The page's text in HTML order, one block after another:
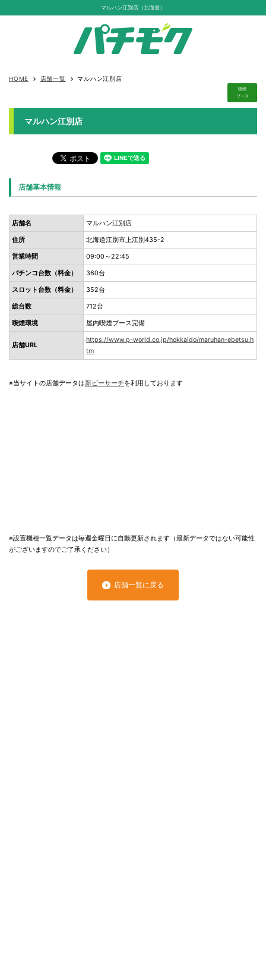
マルハン江別店（北海道）
HOME keyboard_arrow_right 店舗一覧 keyboard_arrow_right マルハン江別店
喫煙
ブース
マルハン江別店
店舗基本情報
店舗名 マルハン江別店
住所 北海道江別市上江別435-2
営業時間 09:00～22:45
パチンコ台数（料金） 360台
スロット台数（料金） 352台
総台数 712台
喫煙環境 屋内喫煙ブース完備
店舗URL
https://www.p-world.co.jp/hokkaido/maruhan-ebetsu.h
tm
※当サイトの店舗データは新ピーサーチを利用しております
※設置機種一覧データは毎週金曜日に自動更新されます（最新データではない可能性
がございますのでご了承ください）
店舗一覧に戻る